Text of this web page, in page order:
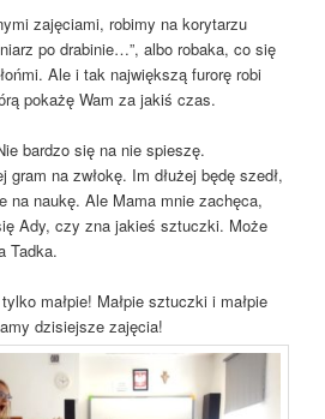
zajęciami, robimy na korytarzu
po drabinie…”, albo robaka, co się
Ale i tak największą furorę robi
pokażę Wam za jakiś czas.
bardzo się na nie spieszę.
gram na zwłokę. Im dłużej będę szedł,
na naukę. Ale Mama mnie zachęca,
Ady, czy zna jakieś sztuczki. Może
Tadka.
małpie! Małpie sztuczki i małpie
dzisiejsze zajęcia!